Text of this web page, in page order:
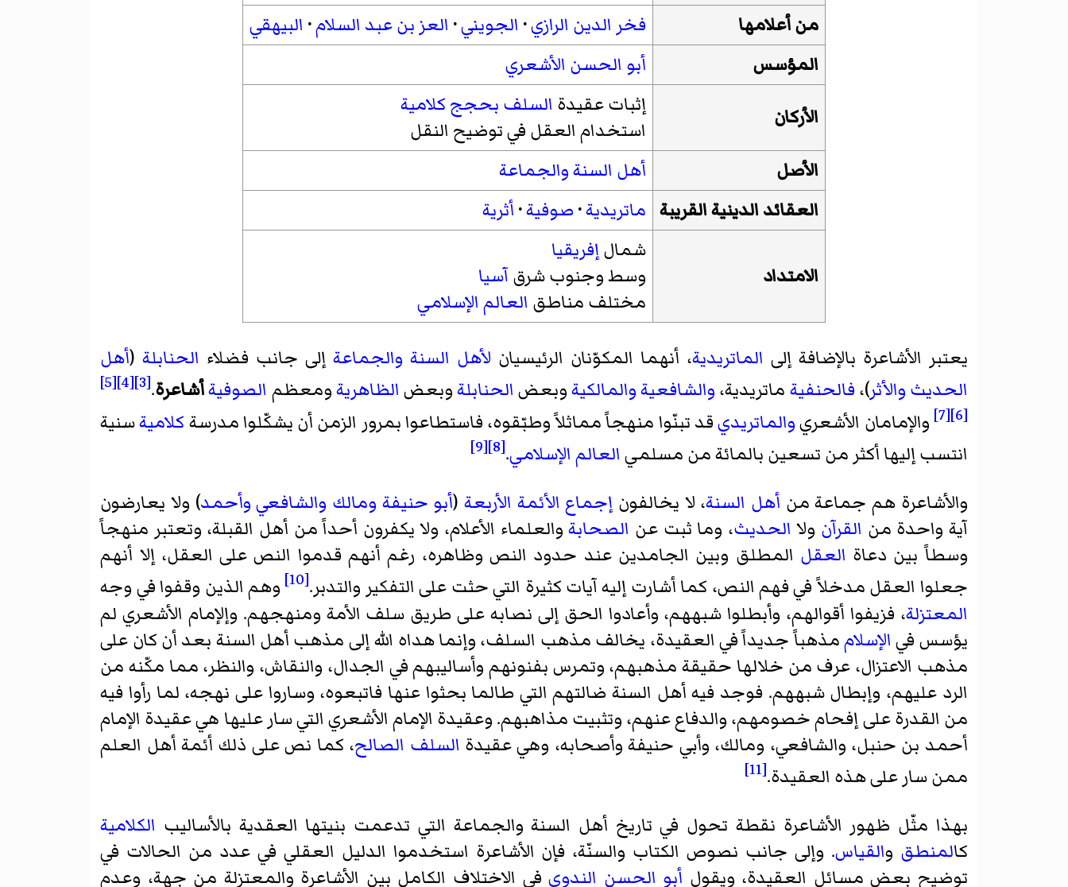
من أعلامها
فخر الدين الرازي· الجويني· العز بن عبد السلام· البيهقي
المؤسس
أبو الحسن الأشعري
الأركان
إثبات عقيدة السلف بحجج كلامية
استخدام العقل في توضيح النقل
الأصل
أهل السنة والجماعة
العقائد الدينية القريبة ماتريدية· صوفية· أثرية
الامتداد
شمالإفريقيا
وسط وجنوب شرق آسيا
مختلف مناطق العالم الإسلامي
يعتبر الأشاعرة بالإضافة إلى الماتريدية، أنهما المكوّنان الرئيسيان لأهل السنة والجماعةإلى جانب فضلاء الحنابلة(أهل
الحديث والأثر)، فالحنفية ماتريدية، والشافعيةوالمالكيةوبعض الحنابلةوبعض الظاهريةومعظم الصوفيةأشاعرة.
[3]
[4]
[5]
[6]
[7] والإمامان الأشعريوالماتريديقد تبنّوا منهجاً مماثلاً وطبّقوه، فاستطاعوا بمرور الزمن أن يشكّلوا مدرسة كلاميةسنية
انتسب إليها أكثر من تسعين بالمائة من مسلمي العالم الإسلامي.
[8]
[9]
والأشاعرة هم جماعة من أهل السنة، لا يخالفون إجماع الأئمة الأربعة(أبو حنيفة ومالك والشافعي وأحمد) ولا يعارضون
آية واحدة من القرآن ولا الحديث، وما ثبت عن الصحابةوالعلماء الأعلام، ولا يكفرون أحداً من أهل القبلة، وتعتبر منهجاً
وسطاً بين دعاة العقل المطلق وبين الجامدين عند حدود النص وظاهره، رغم أنهم قدموا النص على العقل، إلا أنهم
جعلوا العقل مدخلاً في فهم النص، كما أشارت إليه آيات كثيرة التي حثت على التفكير والتدبر.[10]
وهم الذين وقفوا في وجه
المعتزلة، فزيفوا أقوالهم، وأبطلوا شبههم، وأعادوا الحق إلى نصابه على طريق سلف الأمة ومنهجهم. وإلإمام الأشعري لم
يؤسس في الإسلاممذهباً جديداً في العقيدة، يخالف مذهب السلف، وإنما هداه الله إلى مذهب أهل السنة بعد أن كان على
مذهب الاعتزال، عرف من خلالها حقيقة مذهبهم، وتمرس بفنونهم وأساليبهم في الجدال، والنقاش، والنظر، مما مكّنه من
الرد عليهم، وإبطال شبههم. فوجد فيه أهل السنة ضالتهم التي طالما بحثوا عنها فاتبعوه، وساروا على نهجه، لما رأوا فيه
من القدرة على إفحام خصومهم، والدفاع عنهم، وتثبيت مذاهبهم. وعقيدة الإمام الأشعري التي سار عليها هي عقيدة الإمام
أحمد بن حنبل، والشافعي، ومالك، وأبي حنيفة وأصحابه، وهي عقيدة السلف الصالح، كما نص على ذلك أئمة أهل العلم
ممن سار على هذه العقيدة.[11]
بهذا مثّل ظهور الأشاعرة نقطة تحول في تاريخ أهل السنة والجماعة التي تدعمت بنيتها العقدية بالأساليب الكلامية
كالمنطق والقياس. وإلى جانب نصوص الكتاب والسنّة، فإن الأشاعرة استخدموا الدليل العقلي في عدد من الحالات في
توضيح بعض مسائل العقيدة، ويقول أبو الحسن الندويفي الاختلاف الكامل بين الأشاعرة والمعتزلة من جهة، وعدم